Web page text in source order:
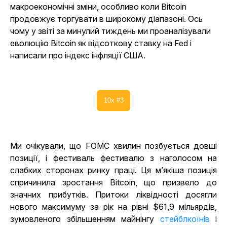
макроекономічні зміни, особливо коли Bitcoin
продовжує торгувати в широкому діапазоні. Ось
чому у звіті за минулий тиждень ми проаналізували
еволюцію Bitcoin як відсоткову ставку на Fed і
написали про індекс інфляції США.
10x #3
Ми очікували, що FOMC хвилин позбується довші
позиції, і фестиваль фестивалю з наголосом на
слабких сторонах ринку праці. Ця м’якіша позиція
спричинила зростання Bitcoin, що призвело до
значних прибутків. Притоки ліквідності досягли
нового максимуму за рік на рівні $61,9 мільярдів,
зумовленого збільшенням майнінгу стейблкоїнів і